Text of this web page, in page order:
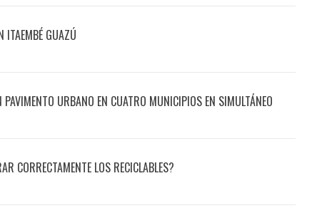
ITAEMBÉ GUAZÚ
URBANO EN CUATRO MUNICIPIOS EN SIMULTÁNEO
CORRECTAMENTE LOS RECICLABLES?